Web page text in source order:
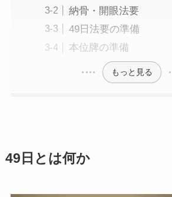
納骨・開眼法要
49日法要の準備
本位牌の準備
もっと見る
49日とは何か